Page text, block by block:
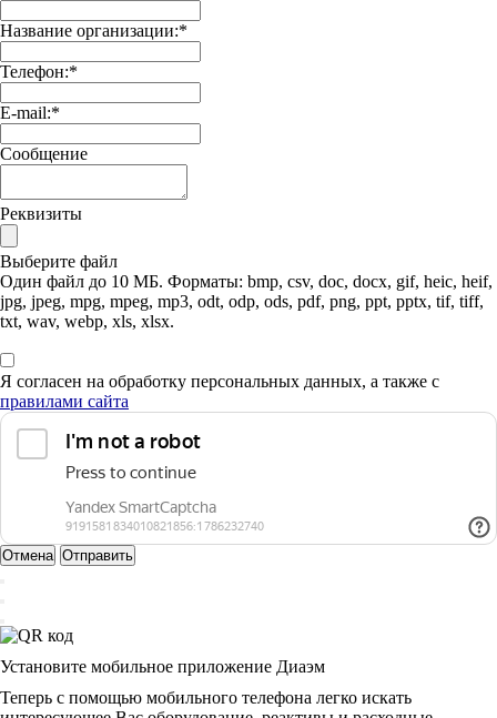
Название организации:*
Телефон:*
E-mail:*
Сообщение
Реквизиты
Выберите файл
Один файл до 10 МБ. Форматы: bmp, csv, doc, docx, gif, heic, heif,
jpg, jpeg, mpg, mpeg, mp3, odt, odp, ods, pdf, png, ppt, pptx, tif, tiff,
txt, wav, webp, xls, xlsx.
Я согласен на обработку персональных данных, а также с
правилами сайта
Отмена Отправить
Установите мобильное приложение Диаэм
Теперь с помощью мобильного телефона легко искать